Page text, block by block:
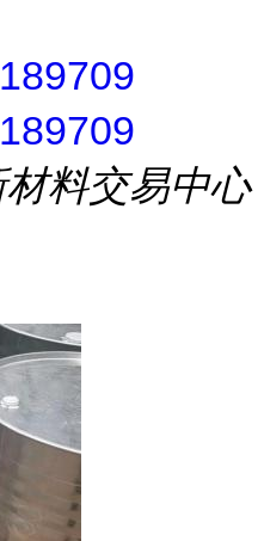
料交易中心